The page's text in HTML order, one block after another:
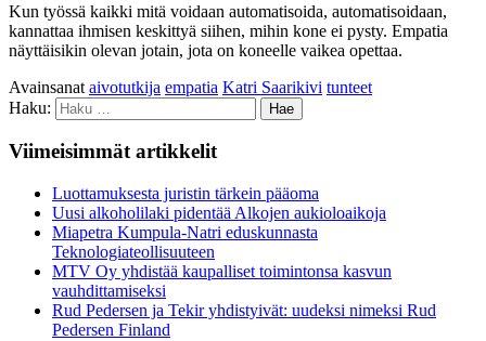
Kun työssä kaikki mitä voidaan automatisoida, automatisoidaan,
kannattaa ihmisen keskittyä siihen, mihin kone ei pysty. Empatia
näyttäisikin olevan jotain, jota on koneelle vaikea opettaa.
Avainsanat aivotutkija empatia Katri Saarikivi tunteet
Haku:
Viimeisimmät artikkelit
Luottamuksesta juristin tärkein pääoma
Uusi alkoholilaki pidentää Alkojen aukioloaikoja
Miapetra Kumpula-Natri eduskunnasta
Teknologiateollisuuteen
MTV Oy yhdistää kaupalliset toimintonsa kasvun
vauhdittamiseksi
Rud Pedersen ja Tekir yhdistyivät: uudeksi nimeksi Rud
Pedersen Finland